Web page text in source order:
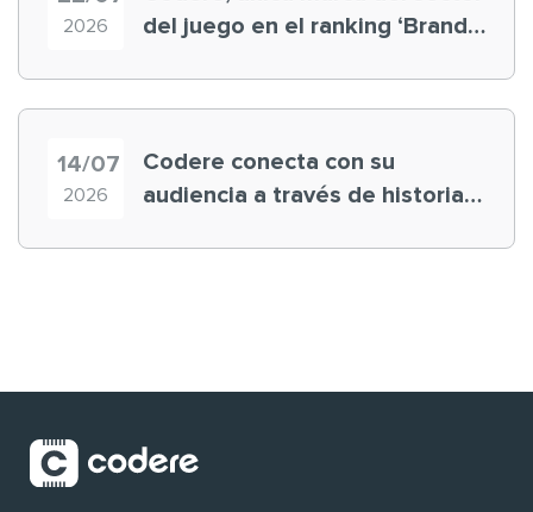
2026
del juego en el ranking ‘Brand
14/07
2026
Codere conecta con su
audiencia a través de historias